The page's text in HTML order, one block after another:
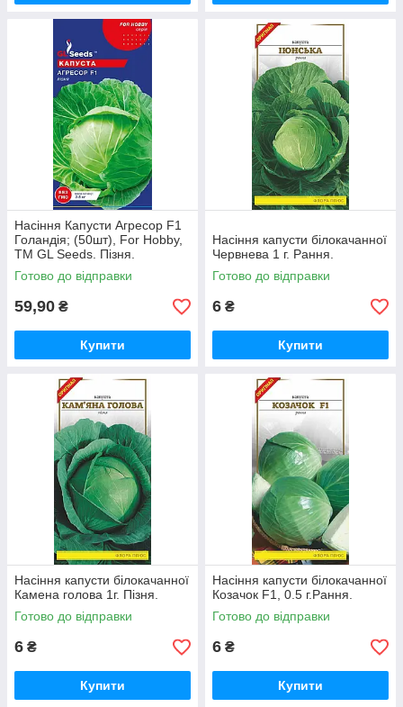
Насіння Капусти Агресор F1
Голандія; (50шт), For Hobby,
TM GL Seeds. Пізня.
Готово до відправки
59,90 ₴
Купити
Насіння капусти білокачанної
Червнева 1 г. Рання.
Готово до відправки
6 ₴
Купити
Насіння капусти білокачанної
Камена голова 1г. Пізня.
Готово до відправки
6 ₴
Купити
Насіння капусти білокачанної
Козачок F1, 0.5 г.Рання.
Готово до відправки
6 ₴
Купити